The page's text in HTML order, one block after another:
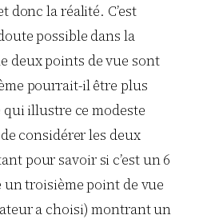
donc la réalité. C’est
possible dans la
deux points de vue sont
pourrait-il être plus
qui illustre ce modeste
considérer les deux
pour savoir si c’est un 6
troisième point de vue
a choisi) montrant un